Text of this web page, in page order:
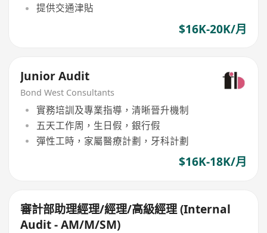
提供交通津貼
$16K-20K/月
Junior Audit
Bond West Consultants
實務培訓及專業指導，清晰晉升機制
五天工作周，生日假，銀行假
彈性工時，家屬醫療計劃，牙科計劃
$16K-18K/月
審計部助理經理/經理/高級經理 (Internal
Audit - AM/M/SM)